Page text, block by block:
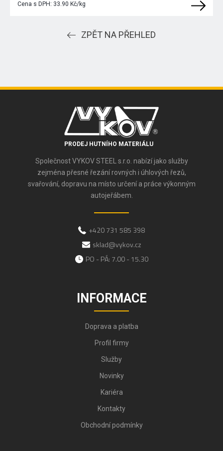
Cena s DPH: 33.90 Kč/kg
ZPĚT NA PŘEHLED
PRODEJ HUTNÍHO MATERIÁLU
Společnost VYKOV STEEL s.r.o. nabízí jako služby
zejména přesné řezání rovných i úhlových řezů,
svařování, dopravu na místo určení a práce výkonným
autojeřábem.
+420 731 585 398
sklad@vykov.cz
PO - PÁ: 7.00 - 15.30
INFORMACE
Doprava a platba
Profil firmy
Služby
Novinky
Kariéra
Kontakty
Obchodní podmínky